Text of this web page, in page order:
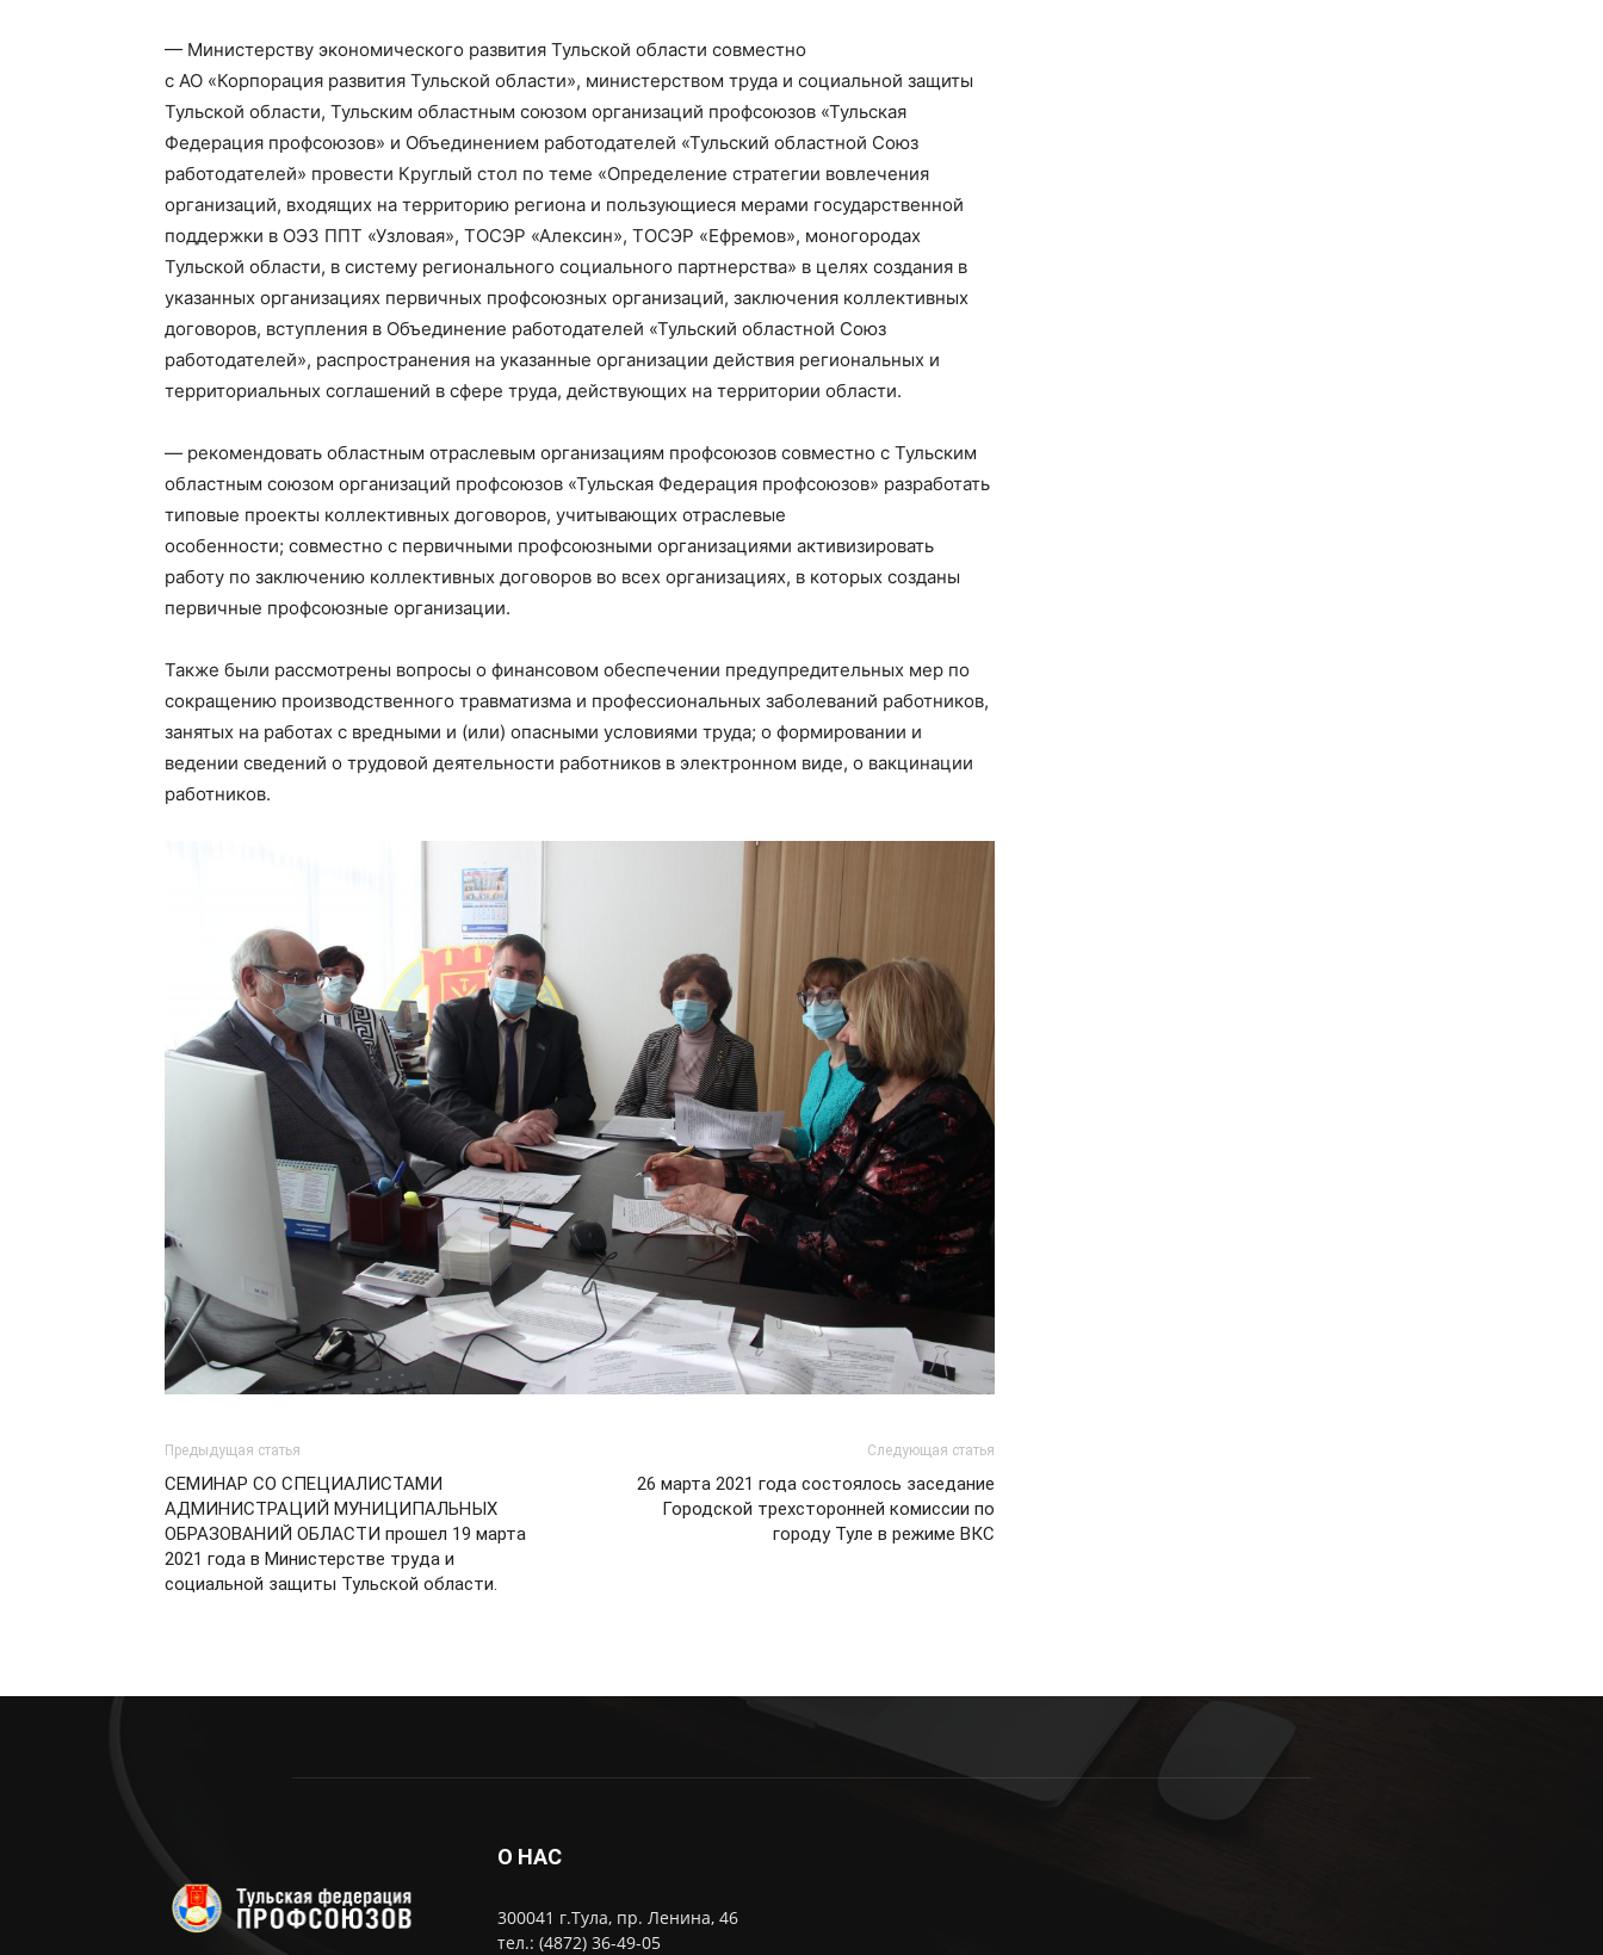
— Министерству экономического развития Тульской области совместно
с АО «Корпорация развития Тульской области», министерством труда и социальной защиты
Тульской области, Тульским областным союзом организаций профсоюзов «Тульская
Федерация профсоюзов» и Объединением работодателей «Тульский областной Союз
работодателей» провести Круглый стол по теме «Определение стратегии вовлечения
организаций, входящих на территорию региона и пользующиеся мерами государственной
поддержки в ОЭЗ ППТ «Узловая», ТОСЭР «Алексин», ТОСЭР «Ефремов», моногородах
Тульской области, в систему регионального социального партнерства» в целях создания в
указанных организациях первичных профсоюзных организаций, заключения коллективных
договоров, вступления в Объединение работодателей «Тульский областной Союз
работодателей», распространения на указанные организации действия региональных и
территориальных соглашений в сфере труда, действующих на территории области.
— рекомендовать областным отраслевым организациям профсоюзов совместно с Тульским
областным союзом организаций профсоюзов «Тульская Федерация профсоюзов» разработать
типовые проекты коллективных договоров, учитывающих отраслевые
особенности; совместно с первичными профсоюзными организациями активизировать
работу по заключению коллективных договоров во всех организациях, в которых созданы
первичные профсоюзные организации.
Также были рассмотрены вопросы о финансовом обеспечении предупредительных мер по
сокращению производственного травматизма и профессиональных заболеваний работников,
занятых на работах с вредными и (или) опасными условиями труда; о формировании и
ведении сведений о трудовой деятельности работников в электронном виде, о вакцинации
работников.
Предыдущая статья
СЕМИНАР СО СПЕЦИАЛИСТАМИ
АДМИНИСТРАЦИЙ МУНИЦИПАЛЬНЫХ
ОБРАЗОВАНИЙ ОБЛАСТИ прошел 19 марта
2021 года в Министерстве труда и
социальной защиты Тульской области.
Следующая статья
26 марта 2021 года состоялось заседание
Городской трехсторонней комиссии по
городу Туле в режиме ВКС
О НАС
300041 г.Тула, пр. Ленина, 46
тел.: (4872) 36-49-05